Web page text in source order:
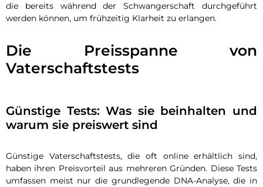
die bereits während der Schwangerschaft durchgeführt
werden können, um frühzeitig Klarheit zu erlangen.
Die Preisspanne von
Vaterschaftstests
Günstige Tests: Was sie beinhalten und
warum sie preiswert sind
Günstige Vaterschaftstests, die oft online erhältlich sind,
haben ihren Preisvorteil aus mehreren Gründen. Diese Tests
umfassen meist nur die grundlegende DNA-Analyse, die in